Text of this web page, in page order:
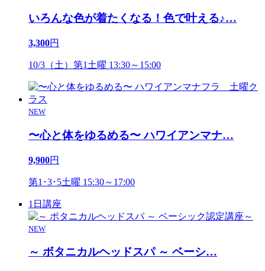
いろんな色が着たくなる！色で叶える♪…
3,300円
10/3（土）第1土曜 13:30～15:00
NEW
〜心と体をゆるめる〜 ハワイアンマナ…
9,900円
第1･3･5土曜 15:30～17:00
1日講座
NEW
～ ボタニカルヘッドスパ ～ ベーシ…